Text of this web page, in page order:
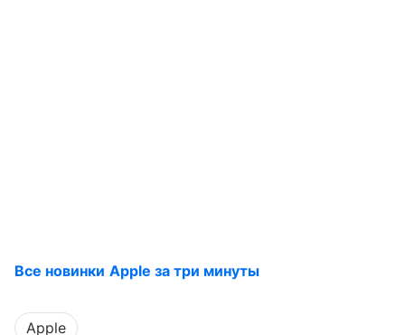
Все новинки Apple за три минуты
Apple